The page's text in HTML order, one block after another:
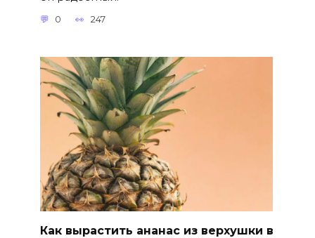
0 247
Как вырастить ананас из верхушки в